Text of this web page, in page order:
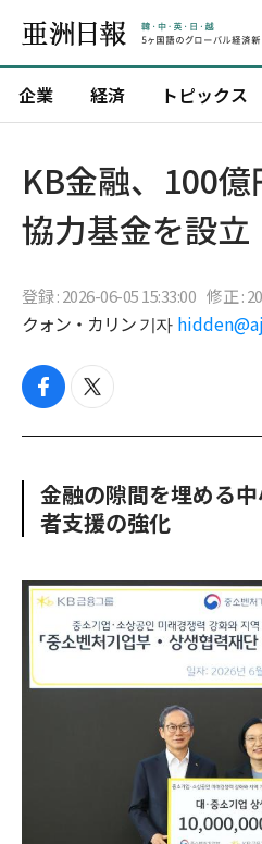
企業 経済 トピックス
KB金融、100
協力基金を設立
登録 : 2026-06-05 15:33:00 修正 :
クォン・カリン 기자
f
c
o
o
k
t
i
e
r
金融の隙間を埋める
者支援の強化